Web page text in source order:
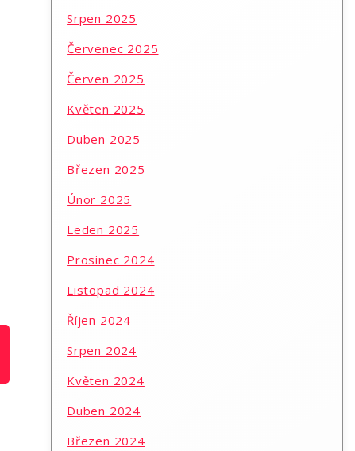
Srpen 2025
Červenec 2025
Červen 2025
Květen 2025
Duben 2025
Březen 2025
Únor 2025
Leden 2025
Prosinec 2024
Listopad 2024
Říjen 2024
Srpen 2024
Květen 2024
Duben 2024
Březen 2024